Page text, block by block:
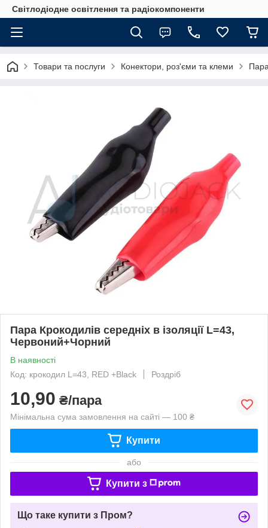
Світлодіодне освітлення та радіокомпоненти
Товари та послуги Конектори, роз'єми та клеми
Пара Крокодилів середніх в ізоляції L=43,
Червоний+Чорний
В наявності
Код: крокодил L=43, RED +Black
Роздріб
10,90 ₴/пара
Мінімальна сума замовлення на сайті — 100 ₴
Купити
або
Купити з
Що таке купити з Пром?